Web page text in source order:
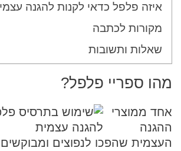
איזה פלפל כדאי לקנות להגנה
מקורות לכתבה
שאלות ותשובות
מהו ספריי פלפל?
אחד ממוצרי
ההגנה
העצמית שהפכו לנפוצים ומבוקשים